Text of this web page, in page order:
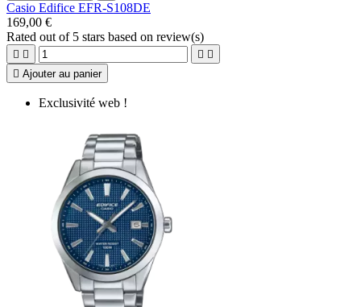
Casio Edifice EFR-S108DE
169,00 €
Rated out of 5 stars based on review(s)
   
 Ajouter au panier
Exclusivité web !